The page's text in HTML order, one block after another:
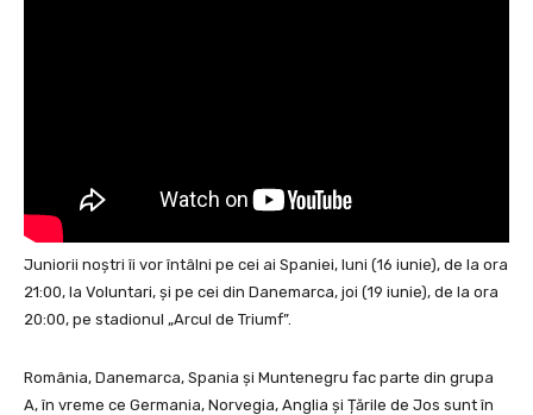
Juniorii noștri îi vor întâlni pe cei ai Spaniei, luni (16 iunie), de la ora
21:00, la Voluntari, și pe cei din Danemarca, joi (19 iunie), de la ora
20:00, pe stadionul „Arcul de Triumf”.
România, Danemarca, Spania și Muntenegru fac parte din grupa
A, în vreme ce Germania, Norvegia, Anglia și Țările de Jos sunt în